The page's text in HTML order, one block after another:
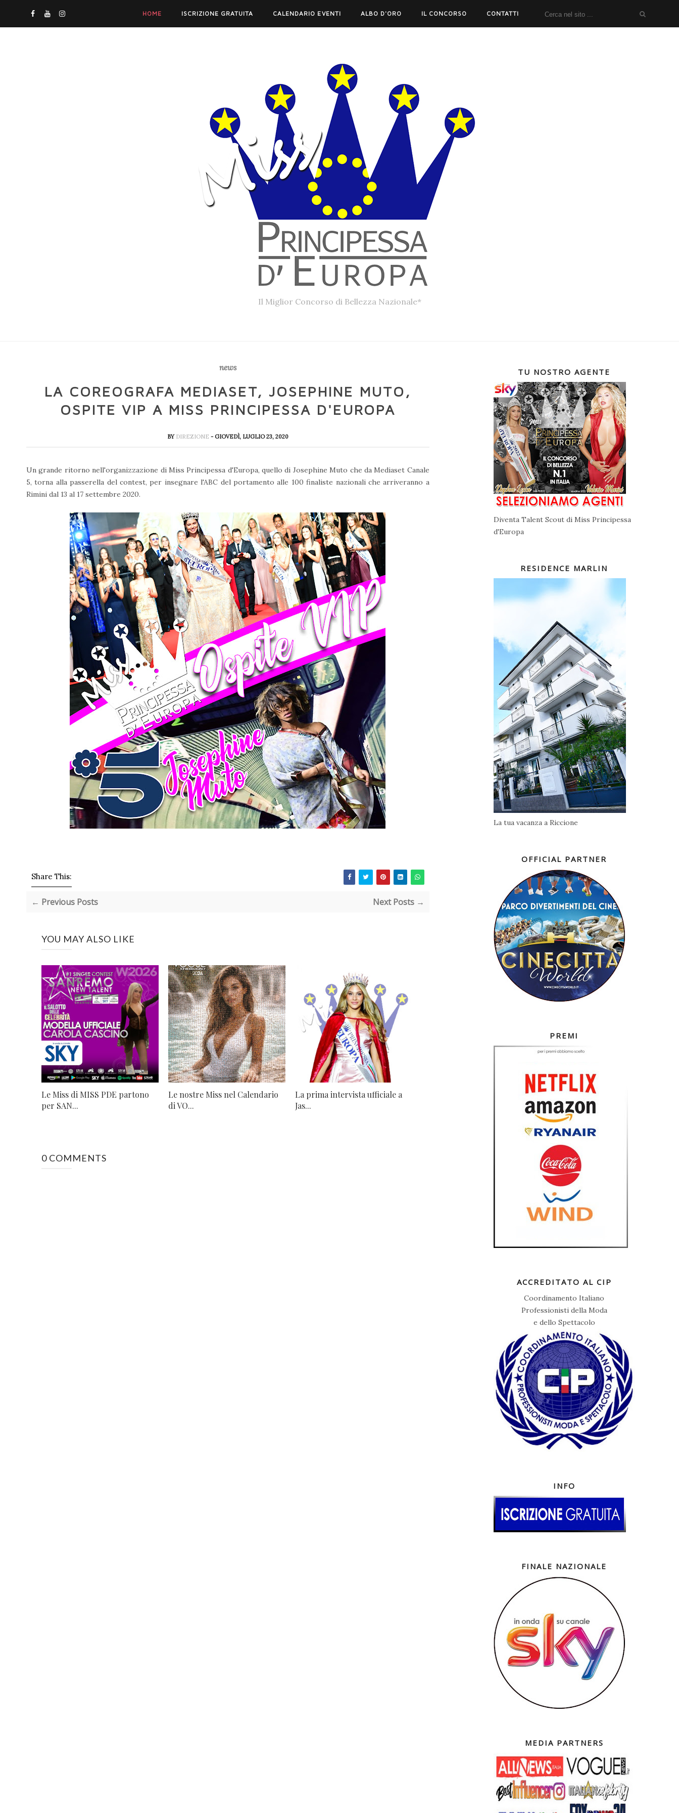
HOME ISCRIZIONE GRATUITA CALENDARIO EVENTI ALBO D'ORO IL CONCORSO CONTATTI
Il Miglior Concorso di Bellezza Nazionale*
news
LA COREOGRAFA MEDIASET, JOSEPHINE MUTO,
OSPITE VIP A MISS PRINCIPESSA D'EUROPA
BY DIREZIONE - GIOVEDÌ, LUGLIO 23, 2020
Un grande ritorno nell'organizzazione di Miss Principessa d'Europa, quello di Josephine Muto che da Mediaset Canale
5, torna alla passerella del contest, per insegnare l'ABC del portamento alle 100 finaliste nazionali che arriveranno a
Rimini dal 13 al 17 settembre 2020.
Share This:
← Previous Posts Next Posts →
YOU MAY ALSO LIKE
Le Miss di MISS PDE partono
per SAN...
Le nostre Miss nel Calendario
di VO...
La prima intervista ufficiale a
Jas...
0 COMMENTS
TU NOSTRO AGENTE
Diventa Talent Scout di Miss Principessa
d'Europa
RESIDENCE MARLIN
La tua vacanza a Riccione
OFFICIAL PARTNER
PREMI
ACCREDITATO AL CIP
Coordinamento Italiano
Professionisti della Moda
e dello Spettacolo
INFO
FINALE NAZIONALE
MEDIA PARTNERS